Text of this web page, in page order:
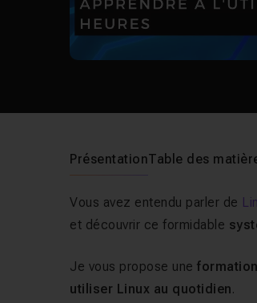
PrésentationTable des
Vous avez entendu parler de
et découvrir ce formidable
Je vous propose une
utiliser Linux au quotidien.